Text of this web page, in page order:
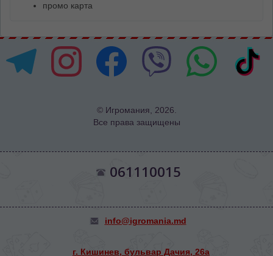
промо карта
© Игромания, 2026.
Все права защищены
061110015
info@igromania.md
г. Кишинев, бульвар Дачия, 26а